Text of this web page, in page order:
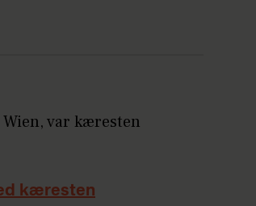
var kæresten
kæresten